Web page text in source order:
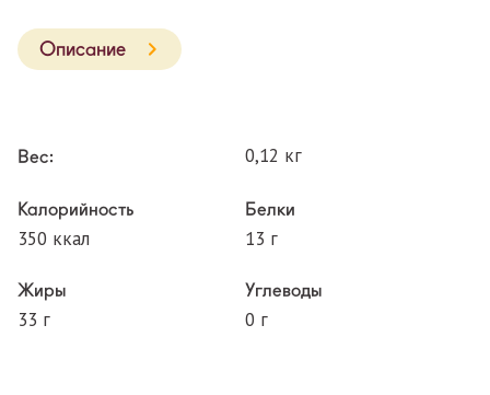
Описание
Вес: 0,12 кг
Калорийность
350 ккал
Жиры
33 г
Белки
13 г
Углеводы
0 г